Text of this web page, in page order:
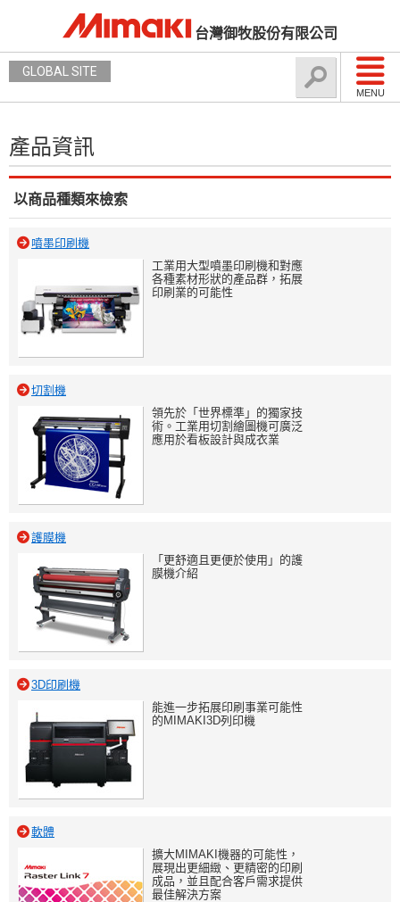
台灣御牧股份有限公司
MENU
GLOBAL SITE
產品資訊
以商品種類來檢索
噴墨印刷機
工業用大型噴墨印刷機和對應
各種素材形狀的產品群，拓展
印刷業的可能性
切割機
領先於「世界標準」的獨家技
術。工業用切割繪圖機可廣泛
應用於看板設計與成衣業
護膜機
「更舒適且更便於使用」的護
膜機介紹
3D印刷機
能進一步拓展印刷事業可能性
的MIMAKI3D列印機
軟體
擴大MIMAKI機器的可能性，
展現出更細緻、更精密的印刷
成品，並且配合客戶需求提供
最佳解決方案